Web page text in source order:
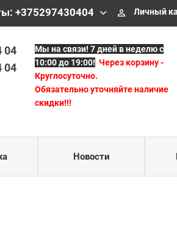
+375297430404 perm_identity Личный
04
04
Мы на связи!7 дней в неделю с
10:00 до 19:00! Через корзину -
Круглосуточно.
Обязательно уточняйте наличие
скидки!!!
Новости
04